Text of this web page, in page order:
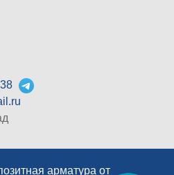
арматура от